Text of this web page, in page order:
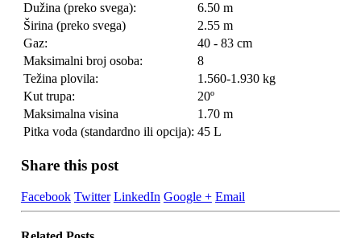
Dužina (preko svega):
6.50 m
Širina (preko svega)
2.55 m
Gaz:
40 - 83 cm
Maksimalni broj osoba:
8
Težina plovila:
1.560-1.930 kg
Kut trupa:
20º
Maksimalna visina
1.70 m
Pitka voda (standardno ili opcija): 45 L
Share this post
Facebook Twitter LinkedIn Google + Email